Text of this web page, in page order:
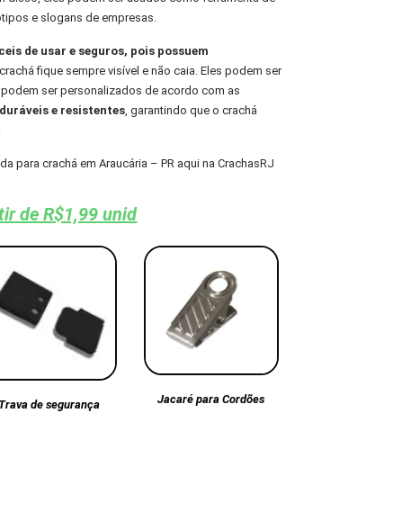
e slogans de empresas.
de usar e seguros, pois possuem
fique sempre visível e não caia. Eles podem ser
ser personalizados de acordo com as
e resistentes, garantindo que o crachá
para crachá em Araucária – PR aqui na CrachasRJ
de R$1,99 unid
Trava de segurança
Jacaré para Cordões